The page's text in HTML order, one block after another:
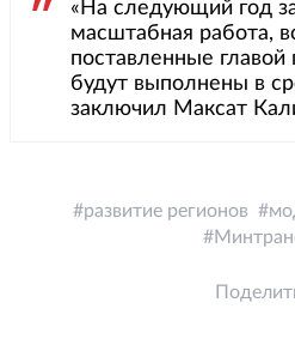
«На следующий год
масштабная работа,
поставленные главой
будут выполнены в
заключил Максат
развитие регионов